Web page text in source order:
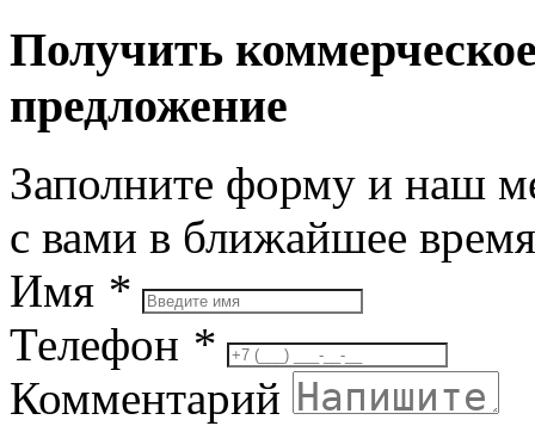
Получить
предложение
Заполните форму и наш
с вами в ближайшее время
Имя *
Телефон *
Комментарий